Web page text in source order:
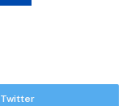
Twitter